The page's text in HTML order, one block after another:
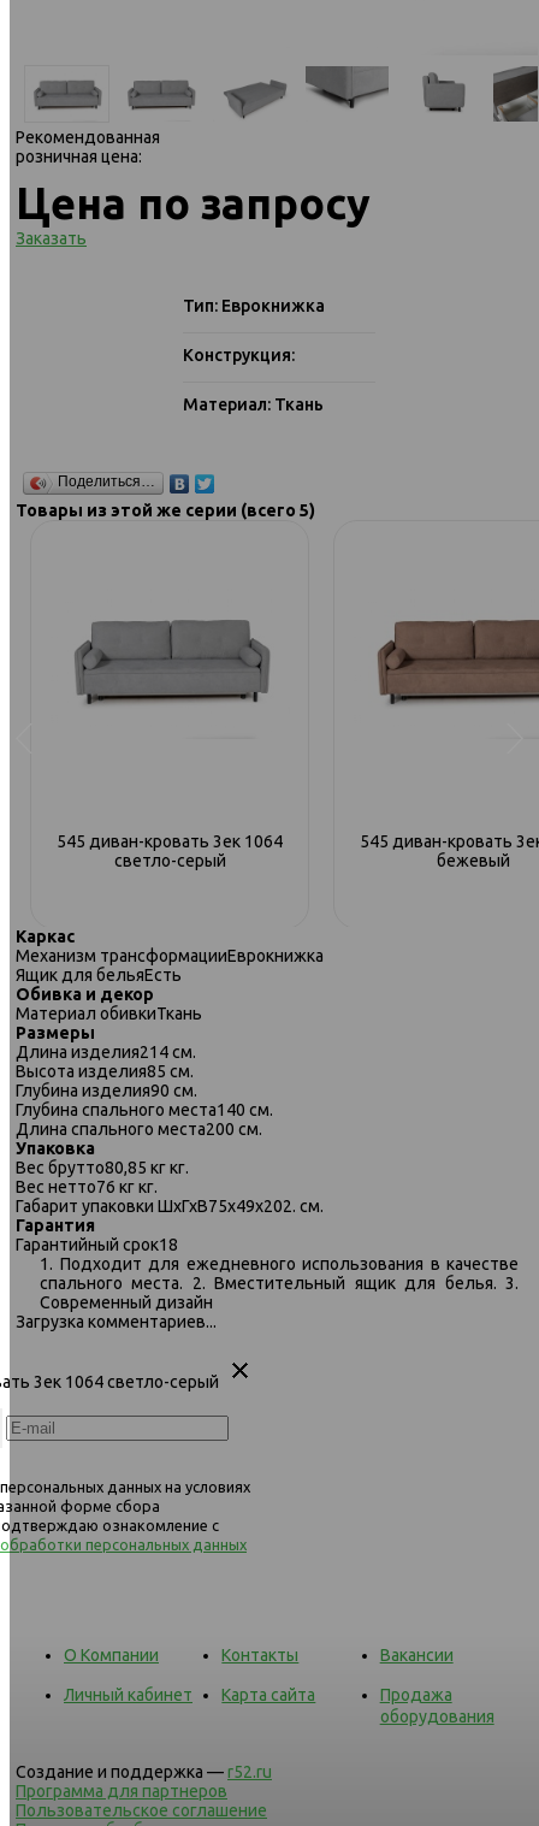
Рекомендованная
розничная цена:
Цена по запросу
Заказать
Тип: Еврокнижка
Конструкция:
Материал: Ткань
Поделиться…
Товары из этой же серии (всего 5)
545 диван-кровать 3ек 1064
светло-серый
545 диван-кровать
бежевый
545 кресло 1х 1064 Светло-серый
Каркас
Механизм трансформацииЕврокнижка
Ящик для бельяЕсть
Обивка и декор
Материал обивкиТкань
Размеры
Длина изделия214 см.
Высота изделия85 см.
Глубина изделия90 см.
Глубина спального места140 см.
Длина спального места200 см.
Упаковка
Вес брутто80,85 кг кг.
Вес нетто76 кг кг.
Габарит упаковки ШхГхВ75х49х202. см.
Гарантия
Гарантийный срок18
1. Подходит для ежедневного использования в качестве
спального места. 2. Вместительный ящик для белья. 3.
Современный дизайн
Загрузка комментариев...
3ек 1064 светло-серый
данных на условиях
форме сбора
ознакомление с
персональных данных
О Компании Контакты Вакансии
Личный кабинет Карта сайта
Продажа
оборудования
Создание и поддержка —r52.ru
Программа для партнеров
Пользовательское соглашение